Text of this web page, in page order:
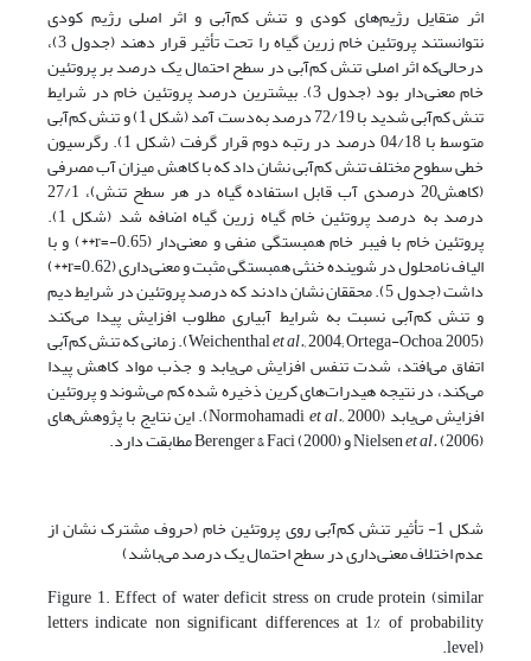
اثر متقایل رژیم‌های کودی و تنش کم‌آبی و اثر اصلی رژیم کودی
نتوانستند پروتئین خام زرین گیاه را تحت تأثیر قرار دهند (جدول 3)،
درحالی‌که اثر اصلی تنش کم‌آبی در سطح احتمال یک درصد بر پروتئین
خام معنی‌دار بود (جدول 3). بیشترین درصد پروتئین خام در شرایط
تنش کم‌آبی شدید با 72/19 درصد به‌دست آمد (شکل 1) و تنش کم‌آبی
متوسط با 04/18 درصد در رتبه دوم قرار گرفت (شکل 1). رگرسیون
خطی سطوح مختلف تنش کم‌آبی نشان داد که با کاهش میزان آب مصرفی
(کاهش20 درصدی آب قابل استفاده گیاه در هر سطح تنش)، 27/1
درصد به درصد پروتئین خام گیاه زرین گیاه اضافه شد (شکل 1).
پروتئین خام با فیبر خام همبستگی منفی و معنی‌دار (r=-0.65**) و با
الیاف نامحلول در شوینده خنثی همبستگی مثبت و معنی‌داری (r=0.62**)
داشت (جدول 5). محققان نشان دادند که درصد پروتئین در شرایط دیم
و تنش کم‌آبی نسبت به شرایط آبیاری مطلوب افزایش پیدا می‌کند
(Weichenthal
et al., 2004; Ortega-Ochoa, 2005). زمانی که تنش کم‌آبی
اتفاق می‌افتد، شدت تنفس افزایش می‌یابد و جذب مواد کاهش پیدا
می‌کند، در نتیجه هیدرات‌های کرین ذخیره شده کم می‌شوند و پروتئین
افزایش می‌یابد (Normohamadi et al., 2000). این نتایج با پژوهش‌های
Nielsenet al.(2006) و Berenger & Faci (2000) مطابقت دارد.
شکل 1- تأثیر تنش کم‌آبی روی پروتئین خام (حروف مشترک نشان از
عدم اختلاف معنی‌داری در سطح احتمال یک درصد می‌باشد)
Figure 1. Effect of water deficit stress on crude protein (similar
letters indicate non significant differences at 1% of probability
level).